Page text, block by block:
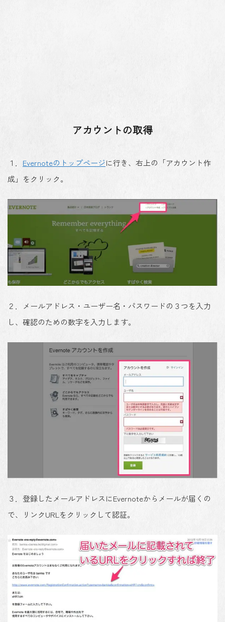
アカウントの取得
１． Evernoteのトップページに行き、右上の「アカウント作
成」をクリック。
２．メールアドレス・ユーザー名・パスワードの３つを入力
し、確認のための数字を入力します。
３．登録したメールアドレスにEvernoteからメールが届くの
で、リンクURLをクリックして認証。